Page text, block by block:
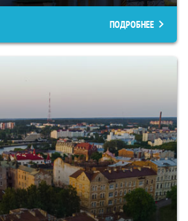
ПОДРОБНЕЕ